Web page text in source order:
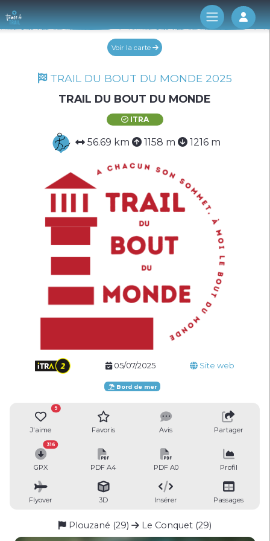
Log
Voir la carte
TRAIL DU BOUT DU MONDE 2025
TRAIL DU BOUT DU MONDE
ITRA
56.69 km 1158 m 1216 m
05/07/2025 Site web
Bord de mer
J'aime
9
Favoris Avis Partager
GPX
316
PDF A4 PDF A0 Profil
Flyover 3D Insérer Passages
Plouzané (29) Le Conquet (29)